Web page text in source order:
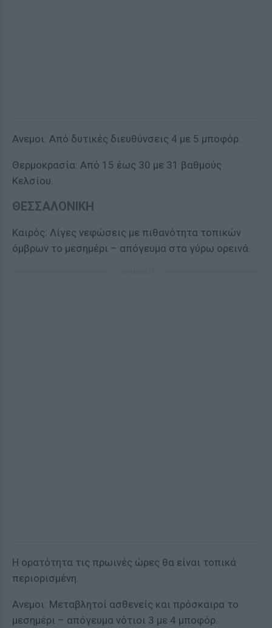
Ανεμοι: Από δυτικές διευθύνσεις 4 με 5 μποφόρ.
Θερμοκρασία: Από 15 έως 30 με 31 βαθμούς
Κελσίου.
ΘΕΣΣΑΛΟΝΙΚΗ
Καιρός: Λίγες νεφώσεις με πιθανότητα τοπικών
όμβρων το μεσημέρι – απόγευμα στα γύρω ορεινά.
Η ορατότητα τις πρωινές ώρες θα είναι τοπικά
περιορισμένη.
Ανεμοι: Μεταβλητοί ασθενείς και πρόσκαιρα το
μεσημέρι – απόγευμα νότιοι 3 με 4 μποφόρ.